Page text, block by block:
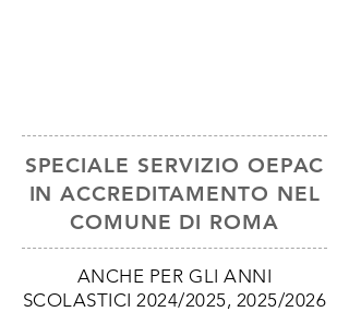
SPECIALE SERVIZIO OEPAC
IN ACCREDITAMENTO NEL
COMUNE DI ROMA
ANCHE PER GLI ANNI
SCOLASTICI 2024/2025, 2025/2026